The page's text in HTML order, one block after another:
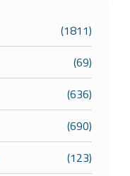
(1811)
(69)
(636)
(690)
(123)